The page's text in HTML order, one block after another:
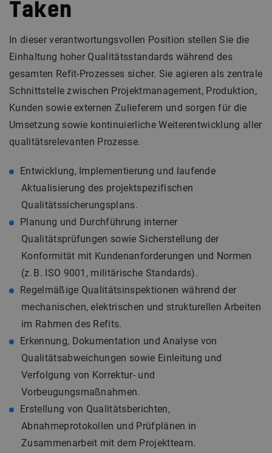
Taken
In dieser verantwortungsvollen Position stellen Sie die
Einhaltung hoher Qualitätsstandards während des
gesamten Refit-Prozesses sicher. Sie agieren als zentrale
Schnittstelle zwischen Projektmanagement, Produktion,
Kunden sowie externen Zulieferern und sorgen für die
Umsetzung sowie kontinuierliche Weiterentwicklung aller
qualitätsrelevanten Prozesse.
Entwicklung, Implementierung und laufende
Aktualisierung des projektspezifischen
Qualitätssicherungsplans.
Planung und Durchführung interner
Qualitätsprüfungen sowie Sicherstellung der
Konformität mit Kundenanforderungen und Normen
(z. B. ISO 9001, militärische Standards).
Regelmäßige Qualitätsinspektionen während der
mechanischen, elektrischen und strukturellen Arbeiten
im Rahmen des Refits.
Erkennung, Dokumentation und Analyse von
Qualitätsabweichungen sowie Einleitung und
Verfolgung von Korrektur- und
Vorbeugungsmaßnahmen.
Erstellung von Qualitätsberichten,
Abnahmeprotokollen und Prüfplänen in
Zusammenarbeit mit dem Projektteam.